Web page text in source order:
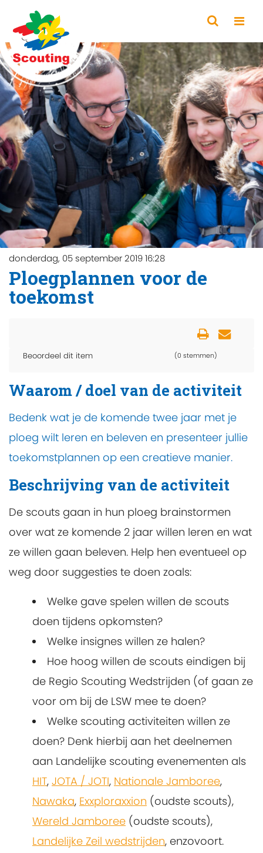
donderdag, 05 september 2019 16:28
Ploegplannen voor de
toekomst
Beoordeel dit item (0 stemmen)
Waarom / doel van de activiteit
Bedenk wat je de komende twee jaar met je
ploeg wilt leren en beleven en presenteer jullie
toekomstplannen op een creatieve manier.
Beschrijving van de activiteit
De scouts gaan in hun ploeg brainstormen
over wat ze komende 2 jaar willen leren en wat
ze willen gaan beleven. Help hen eventueel op
weg door suggesties te doen zoals:
Welke gave spelen willen de scouts
doen tijdens opkomsten?
Welke insignes willen ze halen?
Hoe hoog willen de scouts eindigen bij
de Regio Scouting Wedstrijden (of gaan ze
voor om bij de LSW mee te doen?
Welke scouting activiteiten willen ze
doen? Denk hierbij aan het deelnemen
aan Landelijke scouting evenementen als
HIT, JOTA / JOTI, Nationale Jamboree,
Nawaka, Exxploraxxion (oudste scouts),
Wereld Jamboree (oudste scouts),
Landelijke Zeil wedstrijden, enzovoort.